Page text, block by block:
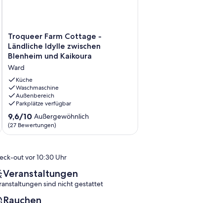
Troqueer
Farm
Cottage
Ländliche
Idylle
zwischen
Blenheim
und
Kaikoura
Ward
Troqueer Farm Cottage -
Ländliche Idylle zwischen
Blenheim und Kaikoura
Ward
Küche
Waschmaschine
Außenbereich
Parkplätze verfügbar
9.6
von
10,
Bewertungen)
9,6/10 Außergewöhnlich
(27 Bewertungen)
out vor 10:30 Uhr
Veranstaltungen
sind nicht gestattet
Rauchen